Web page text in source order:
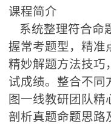
课程简介
系统整理符合命
握常考题型，精准
精妙解题方法技巧
试成绩。整合不同
图一线教研团队精
剖析真题命题思路